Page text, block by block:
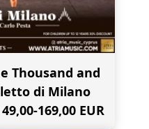
Thousand and
di Milano
49,00-169,00 EUR